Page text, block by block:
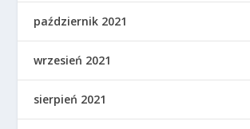
październik 2021
wrzesień 2021
sierpień 2021